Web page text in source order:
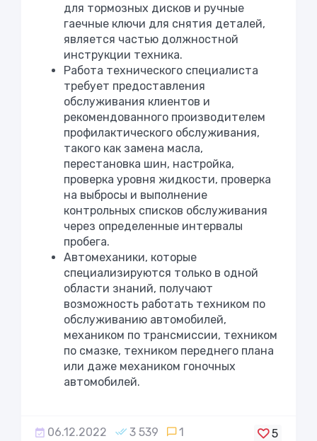
для тормозных дисков и ручные
гаечные ключи для снятия деталей,
является частью должностной
инструкции техника.
Работа технического специалиста
требует предоставления
обслуживания клиентов и
рекомендованного производителем
профилактического обслуживания,
такого как замена масла,
перестановка шин, настройка,
проверка уровня жидкости, проверка
на выбросы и выполнение
контрольных списков обслуживания
через определенные интервалы
пробега.
Автомеханики, которые
специализируются только в одной
области знаний, получают
возможность работать техником по
обслуживанию автомобилей,
механиком по трансмиссии, техником
по смазке, техником переднего плана
или даже механиком гоночных
автомобилей.
06.12.2022 3 539 1 5